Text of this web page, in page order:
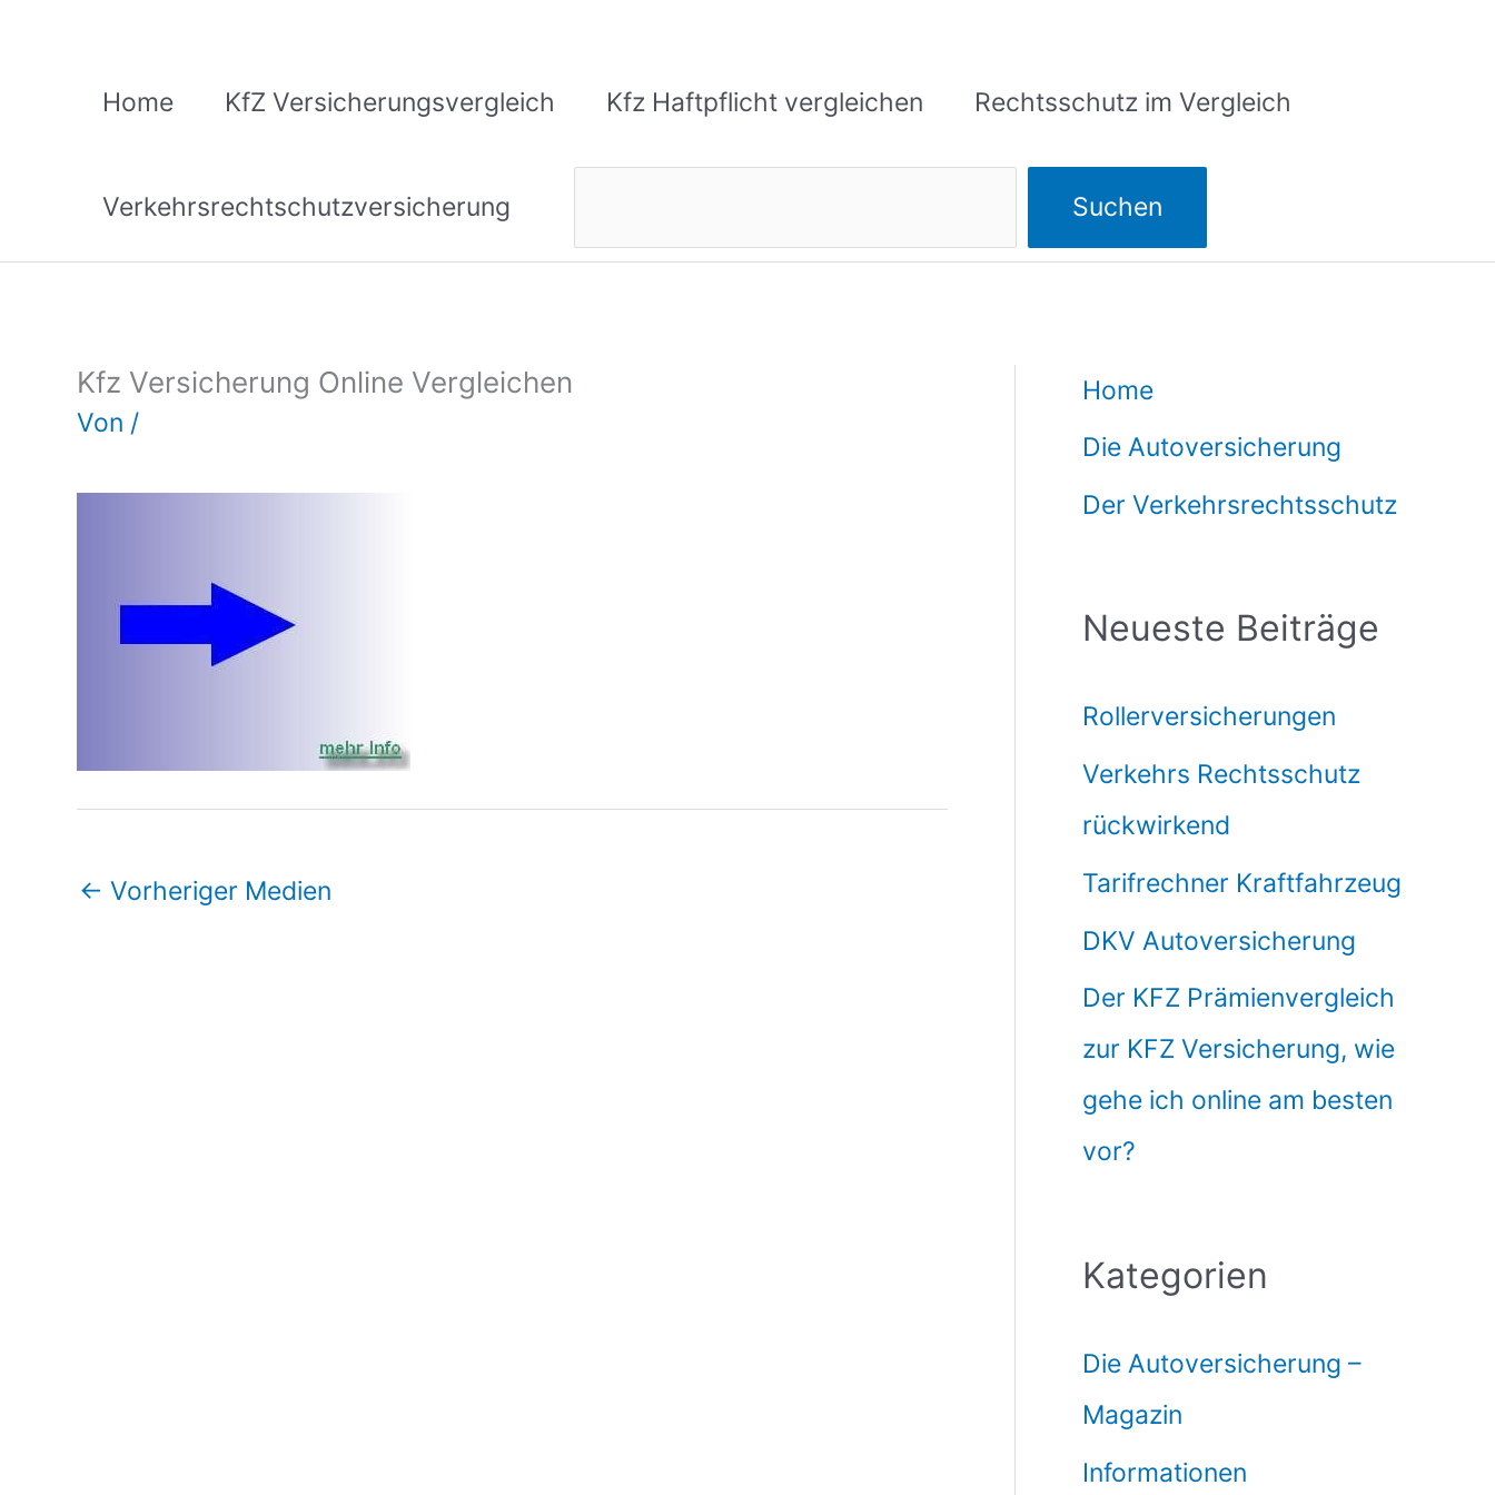
Home KfZ Versicherungsvergleich Kfz Haftpflicht vergleichen Rechtsschutz im Vergleich
Verkehrsrechtschutzversicherung Suchen
Kfz Versicherung Online Vergleichen
Von /
← Vorheriger Medien
Home
Die Autoversicherung
Der Verkehrsrechtsschutz
Neueste Beiträge
Rollerversicherungen
Verkehrs Rechtsschutz
rückwirkend
Tarifrechner Kraftfahrzeug
DKV Autoversicherung
Der KFZ Prämienvergleich
zur KFZ Versicherung, wie
gehe ich online am besten
vor?
Kategorien
Die Autoversicherung –
Magazin
Informationen